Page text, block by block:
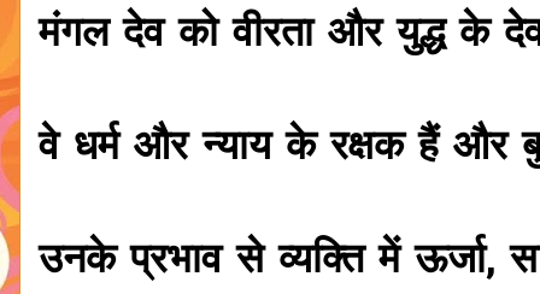
मंगल देव को वीरता और युद्ध के
वे धर्म और न्याय के रक्षक हैं और
उनके प्रभाव से व्यक्ति में ऊर्जा,